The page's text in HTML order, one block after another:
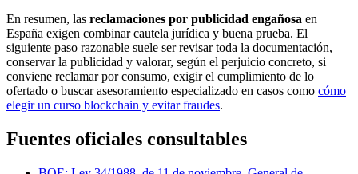
En resumen, las reclamaciones por publicidad engañosa en
España exigen combinar cautela jurídica y buena prueba. El
siguiente paso razonable suele ser revisar toda la documentación,
conservar la publicidad y valorar, según el perjuicio concreto, si
conviene reclamar por consumo, exigir el cumplimiento de lo
ofertado o buscar asesoramiento especializado en casos como cómo
elegir un curso blockchain y evitar fraudes.
Fuentes oficiales consultables